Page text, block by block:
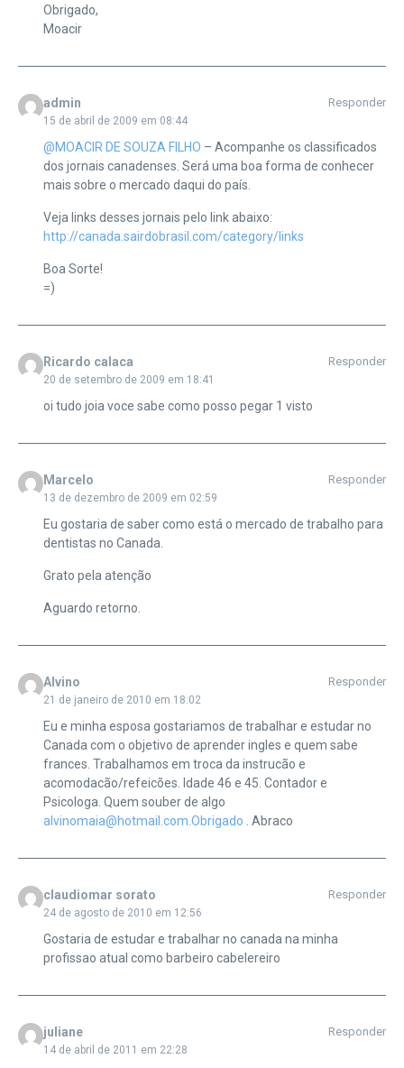
Obrigado,
Moacir
admin
15 de abril de 2009 em 08:44
Responder
@MOACIR DE SOUZA FILHO – Acompanhe os classificados
dos jornais canadenses. Será uma boa forma de conhecer
mais sobre o mercado daqui do país.
Veja links desses jornais pelo link abaixo:
http://canada.sairdobrasil.com/category/links
Boa Sorte!
=)
Ricardo calaca
20 de setembro de 2009 em 18:41
Responder
oi tudo joia voce sabe como posso pegar 1 visto
Marcelo
13 de dezembro de 2009 em 02:59
Responder
Eu gostaria de saber como está o mercado de trabalho para
dentistas no Canada.
Grato pela atenção
Aguardo retorno.
Alvino
21 de janeiro de 2010 em 18:02
Responder
Eu e minha esposa gostariamos de trabalhar e estudar no
Canada com o objetivo de aprender ingles e quem sabe
frances. Trabalhamos em troca da instrucão e
acomodacão/refeicões. Idade 46 e 45. Contador e
Psicologa. Quem souber de algo
alvinomaia@hotmail.com.Obrigado . Abraco
claudiomar sorato
24 de agosto de 2010 em 12:56
Responder
Gostaria de estudar e trabalhar no canada na minha
profissao atual como barbeiro cabelereiro
juliane
14 de abril de 2011 em 22:28
Responder